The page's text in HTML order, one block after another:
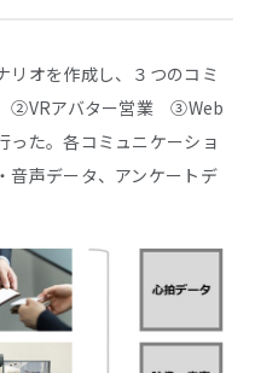
リオを作成し、３つのコミ
②VRアバター営業 ③Web
った。各コミュニケーショ
音声データ、アンケートデ